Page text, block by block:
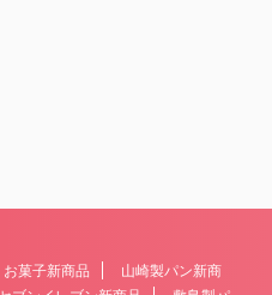
お菓子新商品
山崎製パン新商